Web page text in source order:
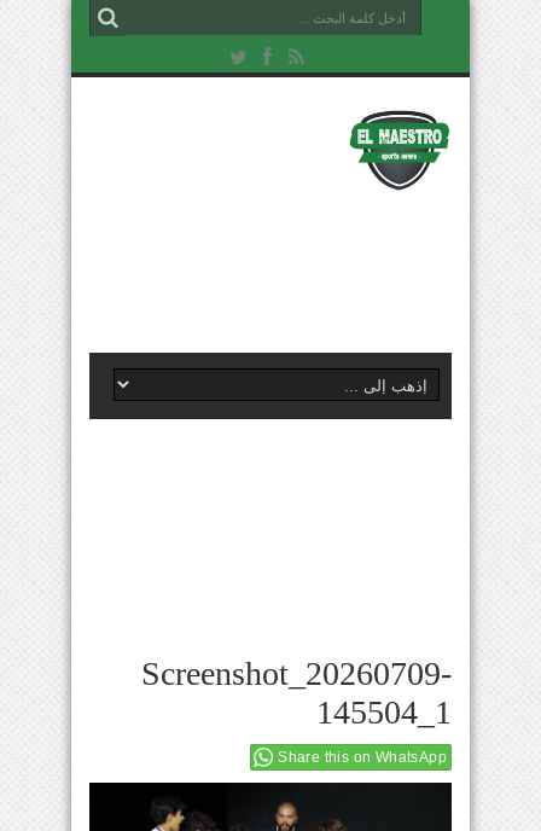
Screenshot_20260709-
145504_1
Share this on WhatsApp